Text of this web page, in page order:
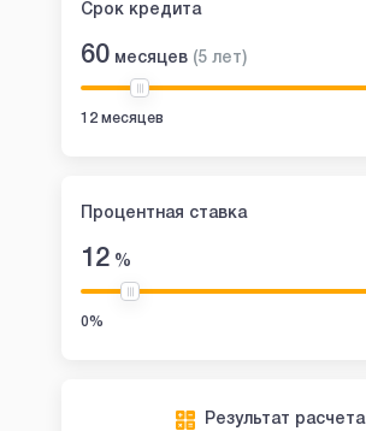
Срок кредита
60 месяцев (5 лет)
12 месяцев
Процентная ставка
12%
0%
Результат расчета